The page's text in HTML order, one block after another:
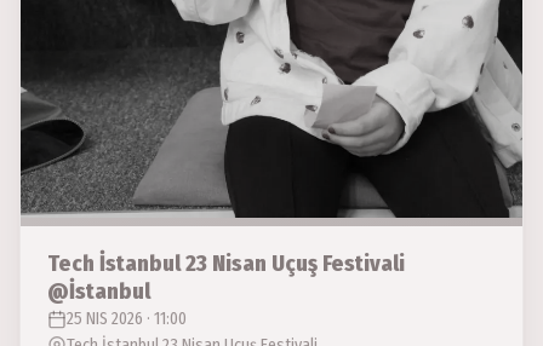
Tech İstanbul 23 Nisan Uçuş Festivali
@İstanbul
25 NIS 2026 · 11:00